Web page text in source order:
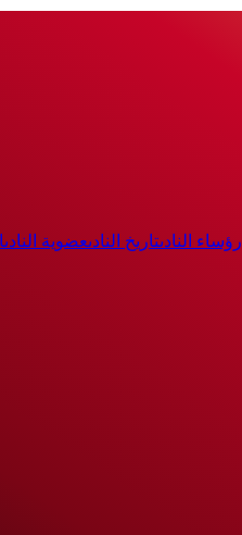
رؤساء النادىتاريخ النادىعضوية النادى